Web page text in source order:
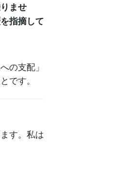
ませ
指摘して
の支配」
です。
す。私は